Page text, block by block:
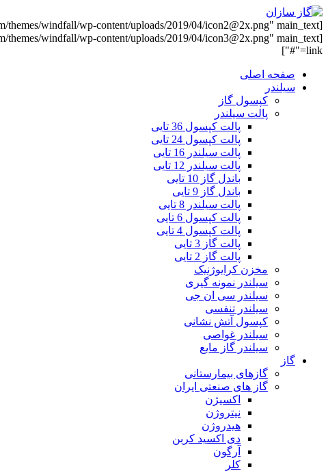
link="#"]
صفحه اصلی
سیلندر
کپسول گاز
پالت سیلندر
پالت کپسول 36 تایی
پالت کپسول 24 تایی
پالت سیلندر 16 تایی
پالت سیلندر 12 تایی
باندل گاز 10 تایی
باندل گاز 9 تایی
پالت سیلندر 8 تایی
پالت کپسول 6 تایی
پالت کپسول 4 تایی
پالت گاز 3 تایی
پالت گاز 2 تایی
مخزن کرایوژنیک
سیلندر نمونه گیری
سیلندر سی ان جی
سیلندر تنفسی
کپسول آتش نشانی
سیلندر غواصی
سیلندر گاز مایع
گاز
گازهای بیمارستانی
گاز های صنعتی ایران
اکسیژن
نیتروژن
هیدروژن
دی اکسید کربن
آرگون
کلر